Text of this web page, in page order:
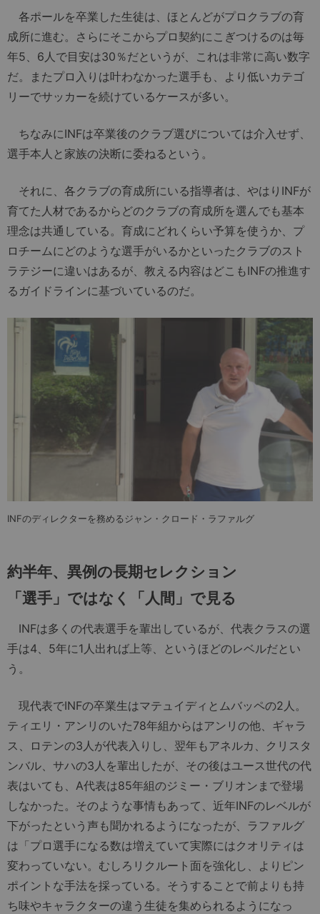
各ポールを卒業した生徒は、ほとんどがプロクラブの育
成所に進む。さらにそこからプロ契約にこぎつけるのは毎
年5、6人で目安は30％だというが、これは非常に高い数字
だ。またプロ入りは叶わなかった選手も、より低いカテゴ
リーでサッカーを続けているケースが多い。
ちなみにINFは卒業後のクラブ選びについては介入せず、
選手本人と家族の決断に委ねるという。
それに、各クラブの育成所にいる指導者は、やはりINFが
育てた人材であるからどのクラブの育成所を選んでも基本
理念は共通している。育成にどれくらい予算を使うか、プ
ロチームにどのような選手がいるかといったクラブのスト
ラテジーに違いはあるが、教える内容はどこもINFの推進す
るガイドラインに基づいているのだ。
INFのディレクターを務めるジャン・クロード・ラファルグ
約半年、異例の長期セレクション
「選手」ではなく「人間」で見る
INFは多くの代表選手を輩出しているが、代表クラスの選
手は4、5年に1人出れば上等、というほどのレベルだとい
う。
現代表でINFの卒業生はマテュイディとムバッペの2人。
ティエリ・アンリのいた78年組からはアンリの他、ギャラ
ス、ロテンの3人が代表入りし、翌年もアネルカ、クリスタ
ンバル、サハの3人を輩出したが、その後はユース世代の代
表はいても、A代表は85年組のジミー・ブリオンまで登場
しなかった。そのような事情もあって、近年INFのレベルが
下がったという声も聞かれるようになったが、ラファルグ
は「プロ選手になる数は増えていて実際にはクオリティは
変わっていない。むしろリクルート面を強化し、よりピン
ポイントな手法を採っている。そうすることで前よりも持
ち味やキャラクターの違う生徒を集められるようになっ